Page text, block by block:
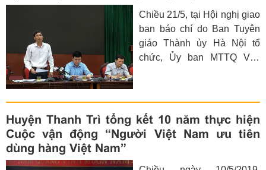
Chiều 21/5, tại Hội nghị giao
ban báo chí do Ban Tuyên
giáo Thành ủy Hà Nội tổ
chức, Ủy ban MTTQ Việt
nghị tổng kết 10 năm thực
hiện Cuộc vận động “Người
Việt Nam ưu tiên dùng hàng
Việt Nam” TP Hà Nội.
Huyện Thanh Trì tổng kết 10 năm thực hiện
Cuộc vận động “Người Việt Nam ưu tiên
dùng hàng Việt Nam”